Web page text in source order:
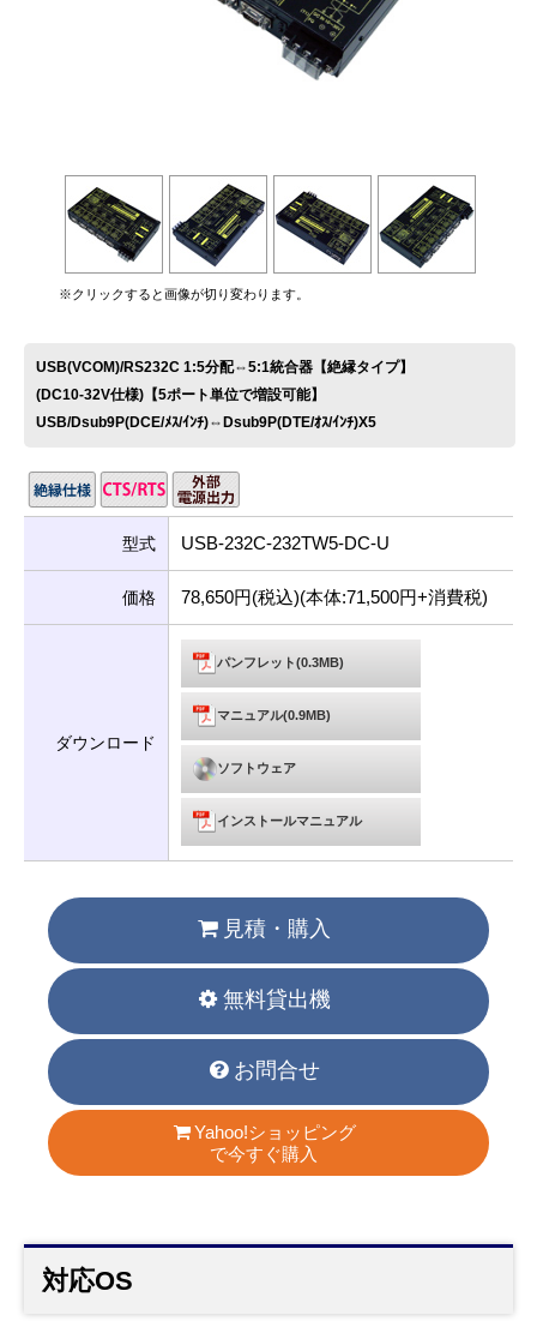
※クリックすると画像が切り変わります。
USB(VCOM)/RS232C 1:5分配⇔5:1統合器【絶縁タイプ】
(DC10-32V仕様)【5ポート単位で増設可能】
USB/Dsub9P(DCE/ﾒｽ/ｲﾝﾁ)⇔Dsub9P(DTE/ｵｽ/ｲﾝﾁ)X5
型式 USB-232C-232TW5-DC-U
価格 78,650円(税込)(本体:71,500円+消費税)
ダウンロード
パンフレット(0.3MB)
マニュアル(0.9MB)
ソフトウェア
インストールマニュアル
見積・購入
無料貸出機
お問合せ
Yahoo!ショッピング
で今すぐ購入
対応OS